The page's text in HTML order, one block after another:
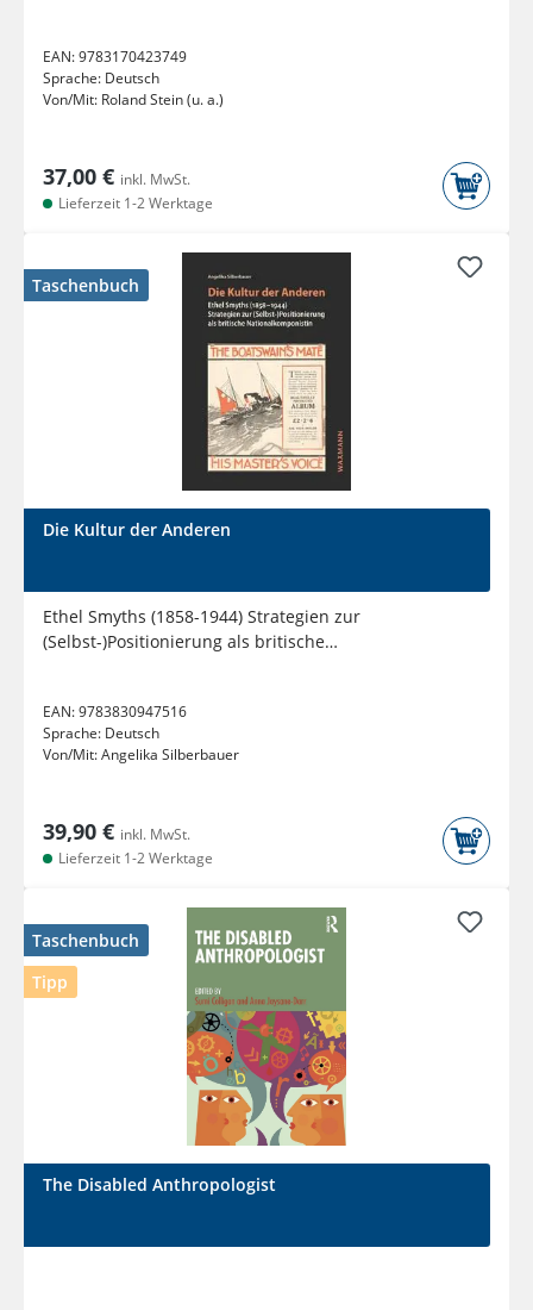
EAN:9783170423749
Sprache: Deutsch
Von/Mit: Roland Stein (u. a.)
37,00 € inkl. MwSt.
Lieferzeit 1-2 Werktage
Taschenbuch
Die Kultur der Anderen
Ethel Smyths (1858-1944) Strategien zur
(Selbst-)Positionierung als britische
EAN:9783830947516
Sprache: Deutsch
Von/Mit:Angelika Silberbauer
39,90 € inkl. MwSt.
Lieferzeit 1-2 Werktage
Taschenbuch
Tipp
The Disabled Anthropologist